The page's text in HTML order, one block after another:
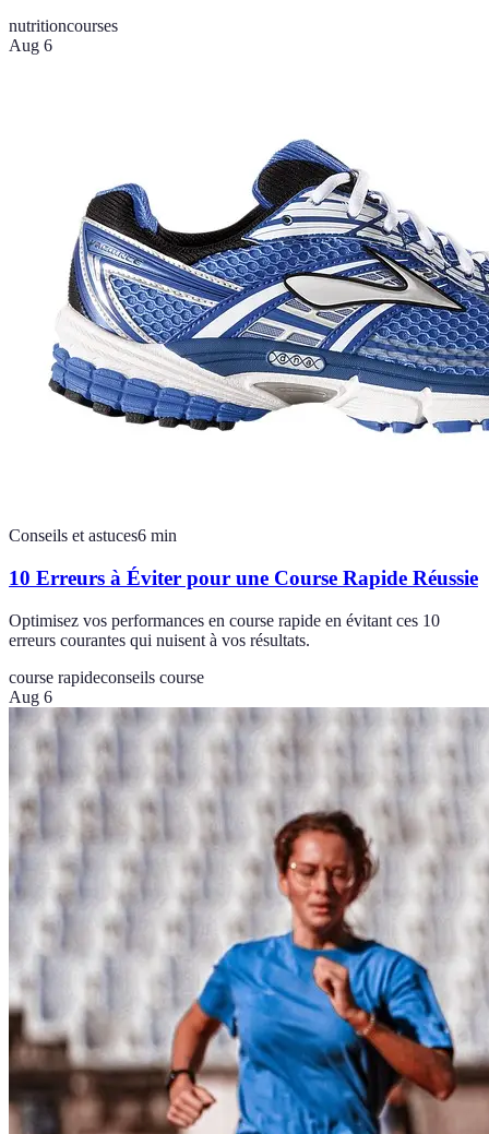
nutritioncourses
Aug 6
Conseils et astuces6 min
10 Erreurs à Éviter pour une Course Rapide Réussie
Optimisez vos performances en course rapide en évitant ces 10
erreurs courantes qui nuisent à vos résultats.
course rapideconseils course
Aug 6